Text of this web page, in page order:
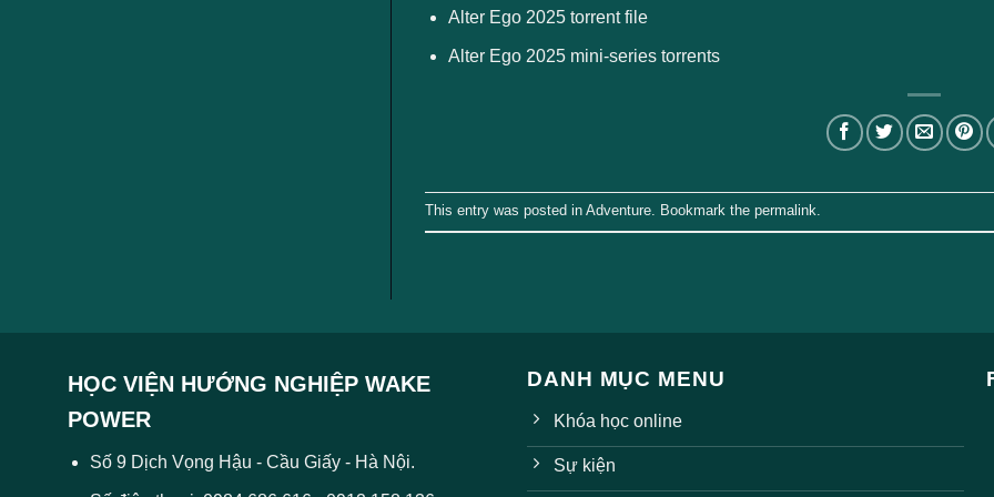
Alter Ego 2025 torrent file
Alter Ego 2025 mini-series torrents
This entry was posted in Adventure. Bookmark the permalink.
HỌC VIỆN HƯỚNG NGHIỆP WAKE
POWER
Số 9 Dịch Vọng Hậu - Cầu Giấy - Hà Nội.
DANH MỤC MENU
Khóa học online
Sự kiện